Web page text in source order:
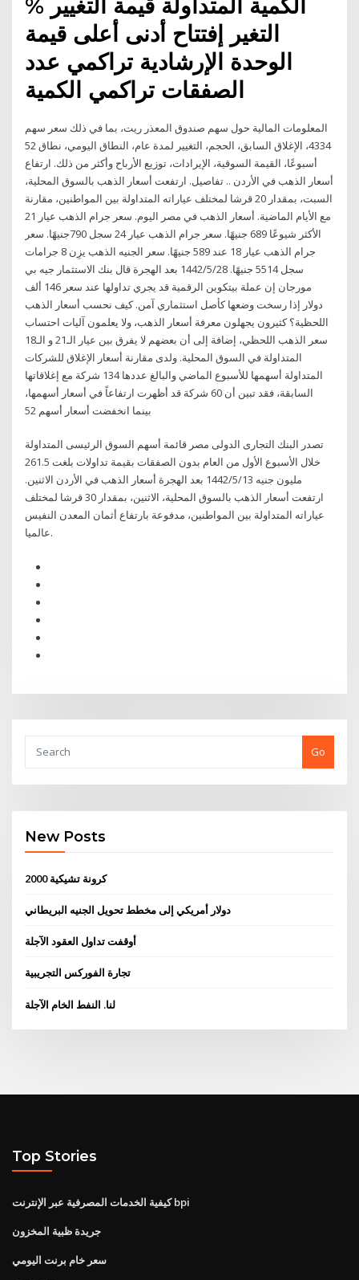
التغير إفتتاح أدنى أعلى قيمة
الوحدة الإرشادية تراكمي عدد
الصفقات تراكمي الكمية
المعلومات المالية حول سهم صندوق المعذر ريت، بما في ذلك سعر سهم
4334، الإغلاق السابق، الحجم، التغيير لمدة عام، النطاق اليومي، نطاق 52
أسبوعًا، القيمة السوقية، الإيرادات، توزيع الأرباح وأكثر من ذلك. ارتفاع
أسعار الذهب في الأردن .. تفاصيل. ارتفعت أسعار الذهب بالسوق المحلية،
السبت، بمقدار 20 قرشا لمختلف عياراته المتداولة بين المواطنين، مقارنة
مع الأيام الماضية. أسعار الذهب في مصر اليوم. سعر جرام الذهب عيار 21
الأكثر شيوعًا 689 جنيهًا. سعر جرام الذهب عيار 24 سجل 790جنيهًا. سعر
جرام الذهب عيار 18 عند 589 جنيهًا. سعر الجنيه الذهب يزِن 8 جرامات
سجل 5514 جنيهًا. 28‏‏/5‏‏/1442 بعد الهجرة قال بنك الاستثمار جيه بي
مورجان إن عملة بيتكوين الرقمية قد يجري تداولها عند سعر 146 ألف
دولار إذا رسخت وضعها كأصل استثماري آمن. كيف نحسب أسعار الذهب
اللحظية؟ كثيرون يجهلون معرفة أسعار الذهب، ولا يعلمون آليات احتساب
سعر الذهب اللحظي، إضافة إلى أن بعضهم لا يفرق بين عيار الـ21 و الـ18
المتداولة في السوق المحلية. ولدى مقارنة أسعار الإغلاق للشركات
المتداولة أسهمها للأسبوع الماضي والبالغ عددها 134 شركة مع إغلاقاتها
السابقة، فقد تبين أن 60 شركة قد أظهرت ارتفاعاً في أسعار أسهمها،
بينما انخفضت أسعار أسهم 52
تصدر البنك التجارى الدولى مصر قائمة أسهم السوق الرئيسى المتداولة
خلال الأسبوع الأول من العام بدون الصفقات بقيمة تداولات بلغت 261.5
مليون جنيه 13‏‏/5‏‏/1442 بعد الهجرة أسعار الذهب في الأردن الاثنين.
ارتفعت أسعار الذهب بالسوق المحلية، الاثنين، بمقدار 30 قرشا لمختلف
عياراته المتداولة بين المواطنين، مدفوعة بارتفاع أثمان المعدن النفيس
عالميا.
Go
New Posts
2000 كرونة تشيكية
دولار أمريكي إلى مخطط تحويل الجنيه البريطاني
أوقفت تداول العقود الآجلة
تجارة الفوركس التجريبية
لنا. النفط الخام الآجلة
Top Stories
كيفية الخدمات المصرفية عبر الإنترنت bpi
جريدة ظبية المخزون
سعر خام برنت اليومي